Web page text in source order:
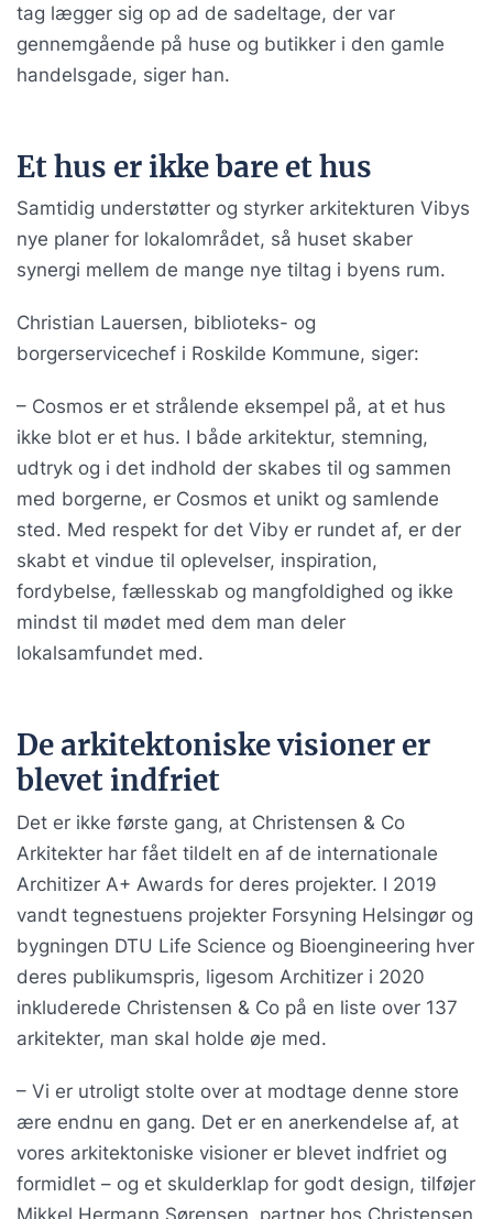
tag lægger sig op ad de sadeltage, der var
gennemgående på huse og butikker i den gamle
handelsgade, siger han.
Et hus er ikke bare et hus
Samtidig understøtter og styrker arkitekturen Vibys
nye planer for lokalområdet, så huset skaber
synergi mellem de mange nye tiltag i byens rum.
Christian Lauersen, biblioteks- og
borgerservicechef i Roskilde Kommune, siger:
– Cosmos er et strålende eksempel på, at et hus
ikke blot er et hus. I både arkitektur, stemning,
udtryk og i det indhold der skabes til og sammen
med borgerne, er Cosmos et unikt og samlende
sted. Med respekt for det Viby er rundet af, er der
skabt et vindue til oplevelser, inspiration,
fordybelse, fællesskab og mangfoldighed og ikke
mindst til mødet med dem man deler
lokalsamfundet med.
De arkitektoniske visioner er
blevet indfriet
Det er ikke første gang, at Christensen & Co
Arkitekter har fået tildelt en af de internationale
Architizer A+ Awards for deres projekter. I 2019
vandt tegnestuens projekter Forsyning Helsingør og
bygningen DTU Life Science og Bioengineering hver
deres publikumspris, ligesom Architizer i 2020
inkluderede Christensen & Co på en liste over 137
arkitekter, man skal holde øje med.
– Vi er utroligt stolte over at modtage denne store
ære endnu en gang. Det er en anerkendelse af, at
vores arkitektoniske visioner er blevet indfriet og
formidlet – og et skulderklap for godt design, tilføjer
Mikkel Hermann Sørensen, partner hos Christensen